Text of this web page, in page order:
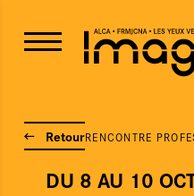
RetourRENCONTRE
DU 8 AU 10